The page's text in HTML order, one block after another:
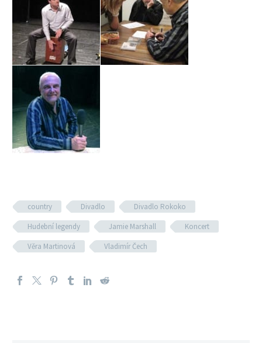
country Divadlo
Divadlo Rokoko
Hudební legendy
Jamie Marshall
Koncert
Věra Martinová
Vladimír Čech